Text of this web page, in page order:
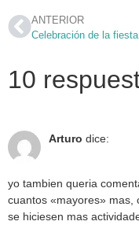
ANTERIOR
10
Arturo dice:
yo tambien queria
cuantos «mayores» mas,
se hiciesen mas